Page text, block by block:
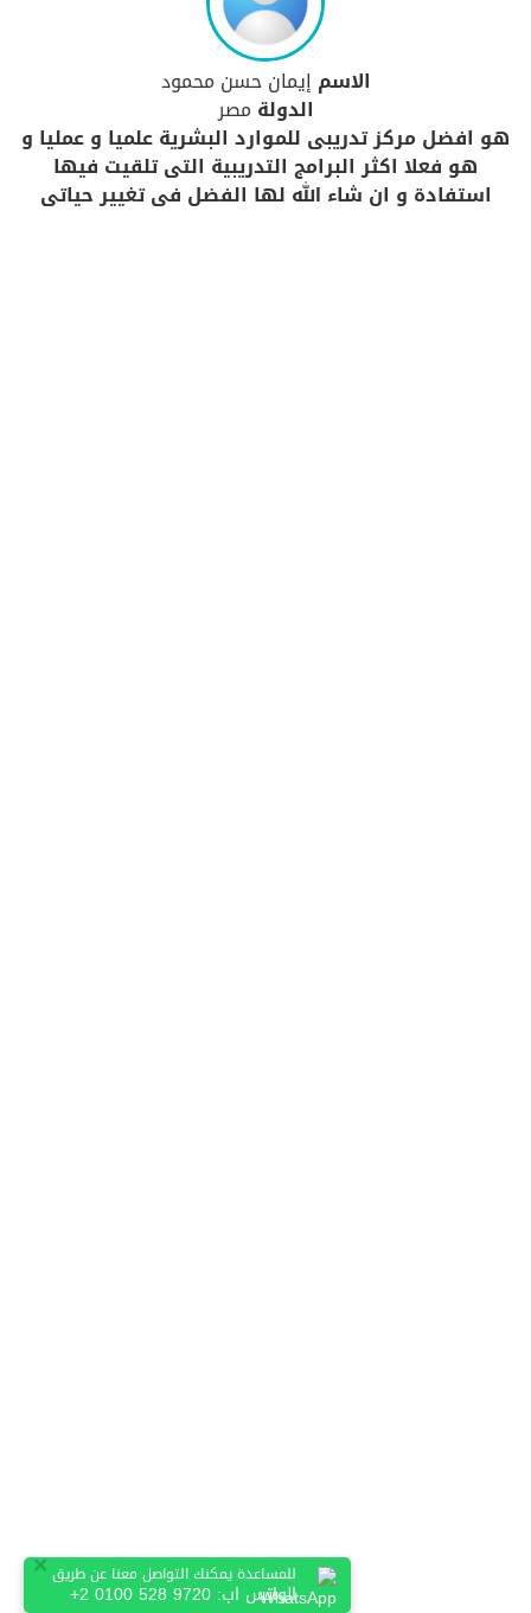
الاسم إيمان حسن محمود
الدولة مصر
هو افضل مركز تدريبى للموارد البشرية علميا و عمليا و
هو فعلا اكثر البرامج التدريبية التى تلقيت فيها
استفادة و ان شاء الله لها الفضل فى تغيير حياتى
×للمساعدة يمكنك التواصل معنا عن طريق
الواتس اب: +2 0100 528 9720